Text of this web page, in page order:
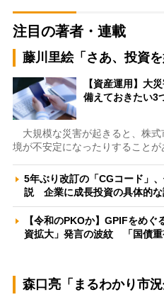
注目の著者・連載
藤川里絵「さあ、投資を
【資産運用】大
備えておきたい3
大規模な災害が起きると、株式
境が不安定になったりすることが
5年ぶり改訂の「CGコード」
説 企業に成長投資の具体的
【令和のPKOか】GPIFをめ
資拡大」発言の波紋 「国債
森口亮「まるわかり市況